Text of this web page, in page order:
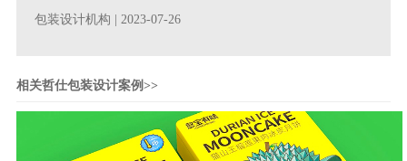
包装设计机构 | 2023-07-26
相关哲仕包装设计案例>>